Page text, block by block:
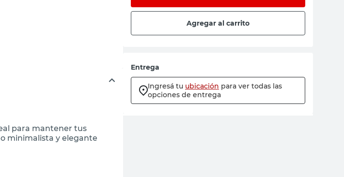
para mantener tus
minimalista y elegante
Agregar al carrito
Entrega
Ingresá tu ubicación para ver todas las
opciones de entrega